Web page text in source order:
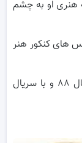
هنری او به چشم
های کنکور هنر
شروع بازیگری وی با سریال پیک راستان در سال ۸۸ و با سریال